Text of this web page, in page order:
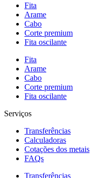
Fita
Arame
Cabo
Corte premium
Fita oscilante
Fita
Arame
Cabo
Corte premium
Fita oscilante
Serviços
Transferências
Calculadoras
Cotações dos metais
FAQs
Transferências